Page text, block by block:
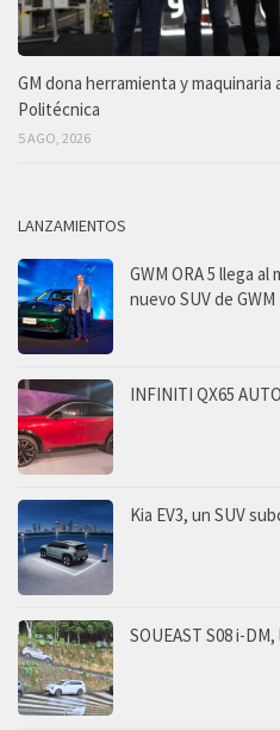
GM dona herramienta y maquinaria
Politécnica
5 AGO, 2026
LANZAMIENTOS
GWM ORA 5 llega
nuevo SUV de GWM
INFINITI QX65
Kia EV3, un SUV
SOUEAST S08 i-